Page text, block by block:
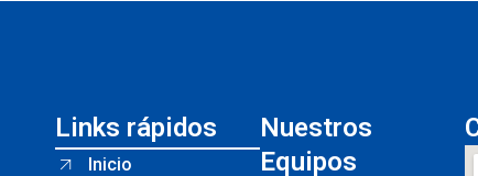
Links rápidos
Inicio
Nuestros
Equipos